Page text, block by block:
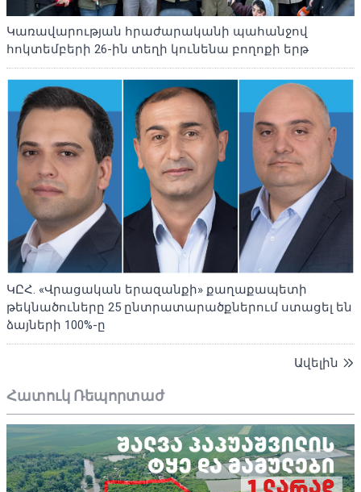
Կառավարության հրաժարականի պահանջով
հոկտեմբերի 26-ին տեղի կունենա բողոքի երթ
ԿԸՀ. «Վրացական երազանքի» քաղաքապետի
թեկնածուները 25 ընտրատարածքներում ստացել են
ձայների 100%-ը
Ավելին
Հատուկ Ռեպորտաժ